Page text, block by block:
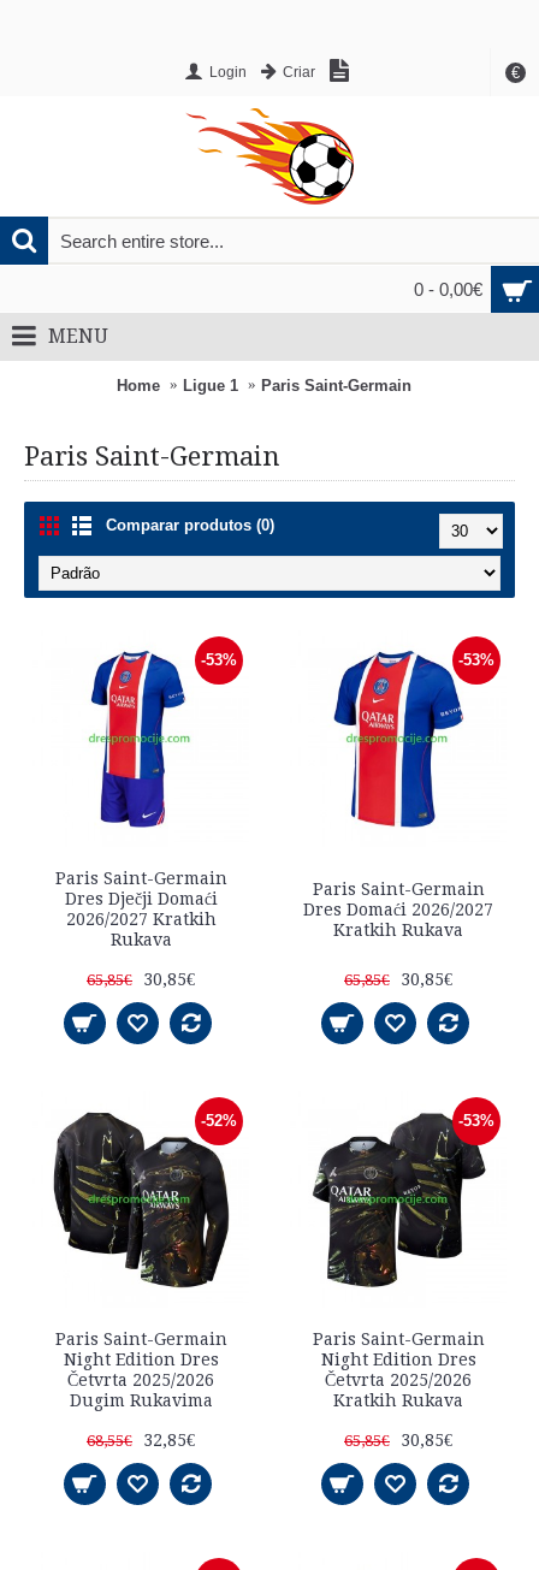
€
Login Criar
0 - 0,00€
MENU
Home Ligue 1 Paris Saint-Germain
Paris Saint-Germain
Comparar produtos (0)
-53%
Paris Saint-Germain
Dres Dječji Domaći
2026/2027 Kratkih
Rukava
65,85€ 30,85€
-53%
Paris Saint-Germain
Dres Domaći 2026/2027
Kratkih Rukava
65,85€ 30,85€
-52%
Paris Saint-Germain
Night Edition Dres
Četvrta 2025/2026
Dugim Rukavima
68,55€ 32,85€
-53%
Paris Saint-Germain
Night Edition Dres
Četvrta 2025/2026
Kratkih Rukava
65,85€ 30,85€